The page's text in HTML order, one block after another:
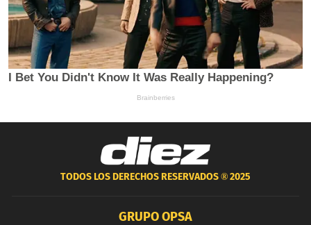
TODOS LOS DERECHOS RESERVADOS ®2025
GRUPO OPSA